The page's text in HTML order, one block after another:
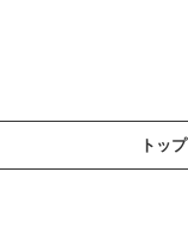
トップ